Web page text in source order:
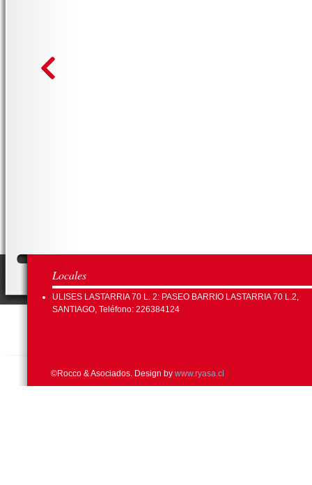
Locales
ULISES LASTARRIA 70 L. 2: PASEO BARRIO LASTARRIA 70 L.2,
SANTIAGO, Teléfono: 226384124
©Rocco & Asociados. Design by www.ryasa.cl